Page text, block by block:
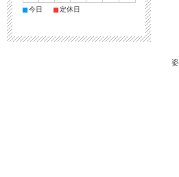
■今日 ■定休日